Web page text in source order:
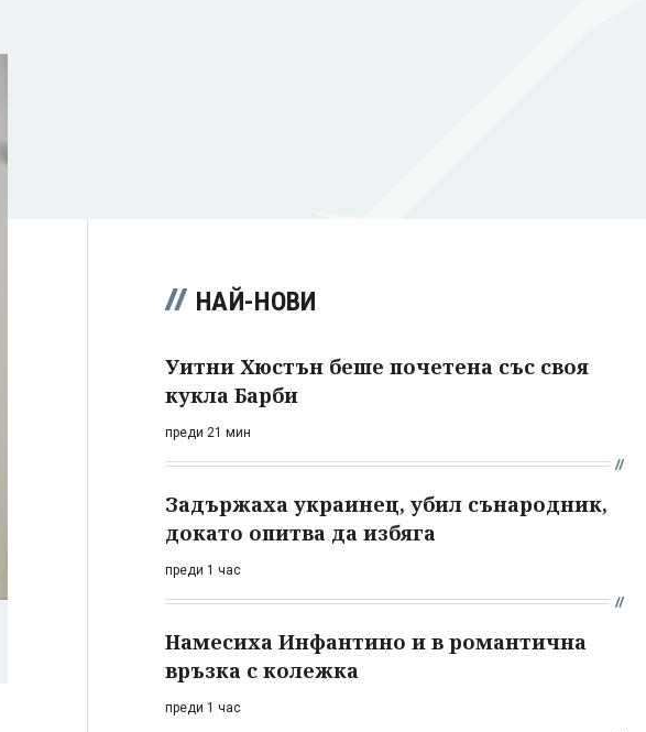
НАЙ-НОВИ
Уитни Хюстън беше почетена със своя
кукла Барби
преди 21 мин
Задържаха украинец, убил сънародник,
докато опитва да избяга
преди 1 час
Намесиха Инфантино и в романтична
връзка с колежка
преди 1 час